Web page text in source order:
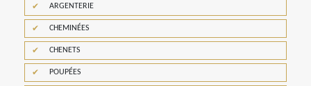
ARGENTERIE
CHEMINÉES
CHENETS
POUPÉES